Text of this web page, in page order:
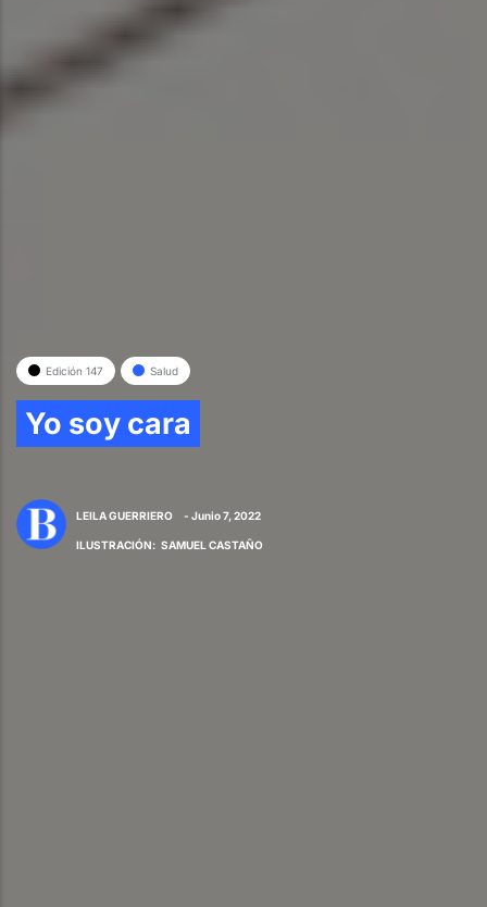
Edición 147 Salud
Yo soy cara
LEILA GUERRIERO - Junio 7, 2022
ILUSTRACIÓN: SAMUEL CASTAÑO